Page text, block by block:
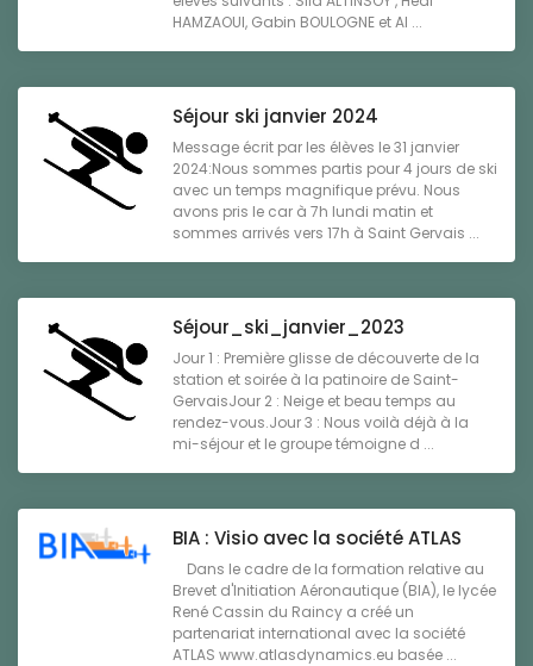
HAMZAOUI, Gabin BOULOGNE et Al ...
Séjour ski janvier 2024
Message écrit par les élèves le 31 janvier
2024:Nous sommes partis pour 4 jours de ski
avec un temps magnifique prévu. Nous
avons pris le car à 7h lundi matin et
sommes arrivés vers 17h à Saint Gervais ...
Séjour_ski_janvier_2023
Jour 1 : Première glisse de découverte de la
station et soirée à la patinoire de Saint-
GervaisJour 2 : Neige et beau temps au
rendez-vous.Jour 3 : Nous voilà déjà à la
mi-séjour et le groupe témoigne d ...
BIA : Visio avec la société ATLAS
Dans le cadre de la formation relative au
Brevet d'Initiation Aéronautique (BIA), le lycée
René Cassin du Raincy a créé un
partenariat international avec la société
ATLAS www.atlasdynamics.eu basée ...